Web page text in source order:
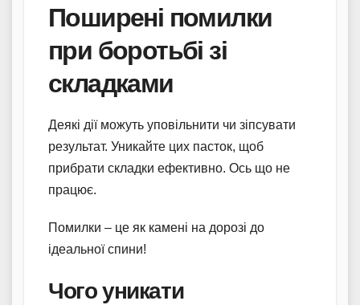
Поширені помилки
при боротьбі зі
складками
Деякі дії можуть уповільнити чи зіпсувати
результат. Уникайте цих пасток, щоб
прибрати складки ефективно. Ось що не
працює.
Помилки – це як камені на дорозі до
ідеальної спини!
Чого уникати